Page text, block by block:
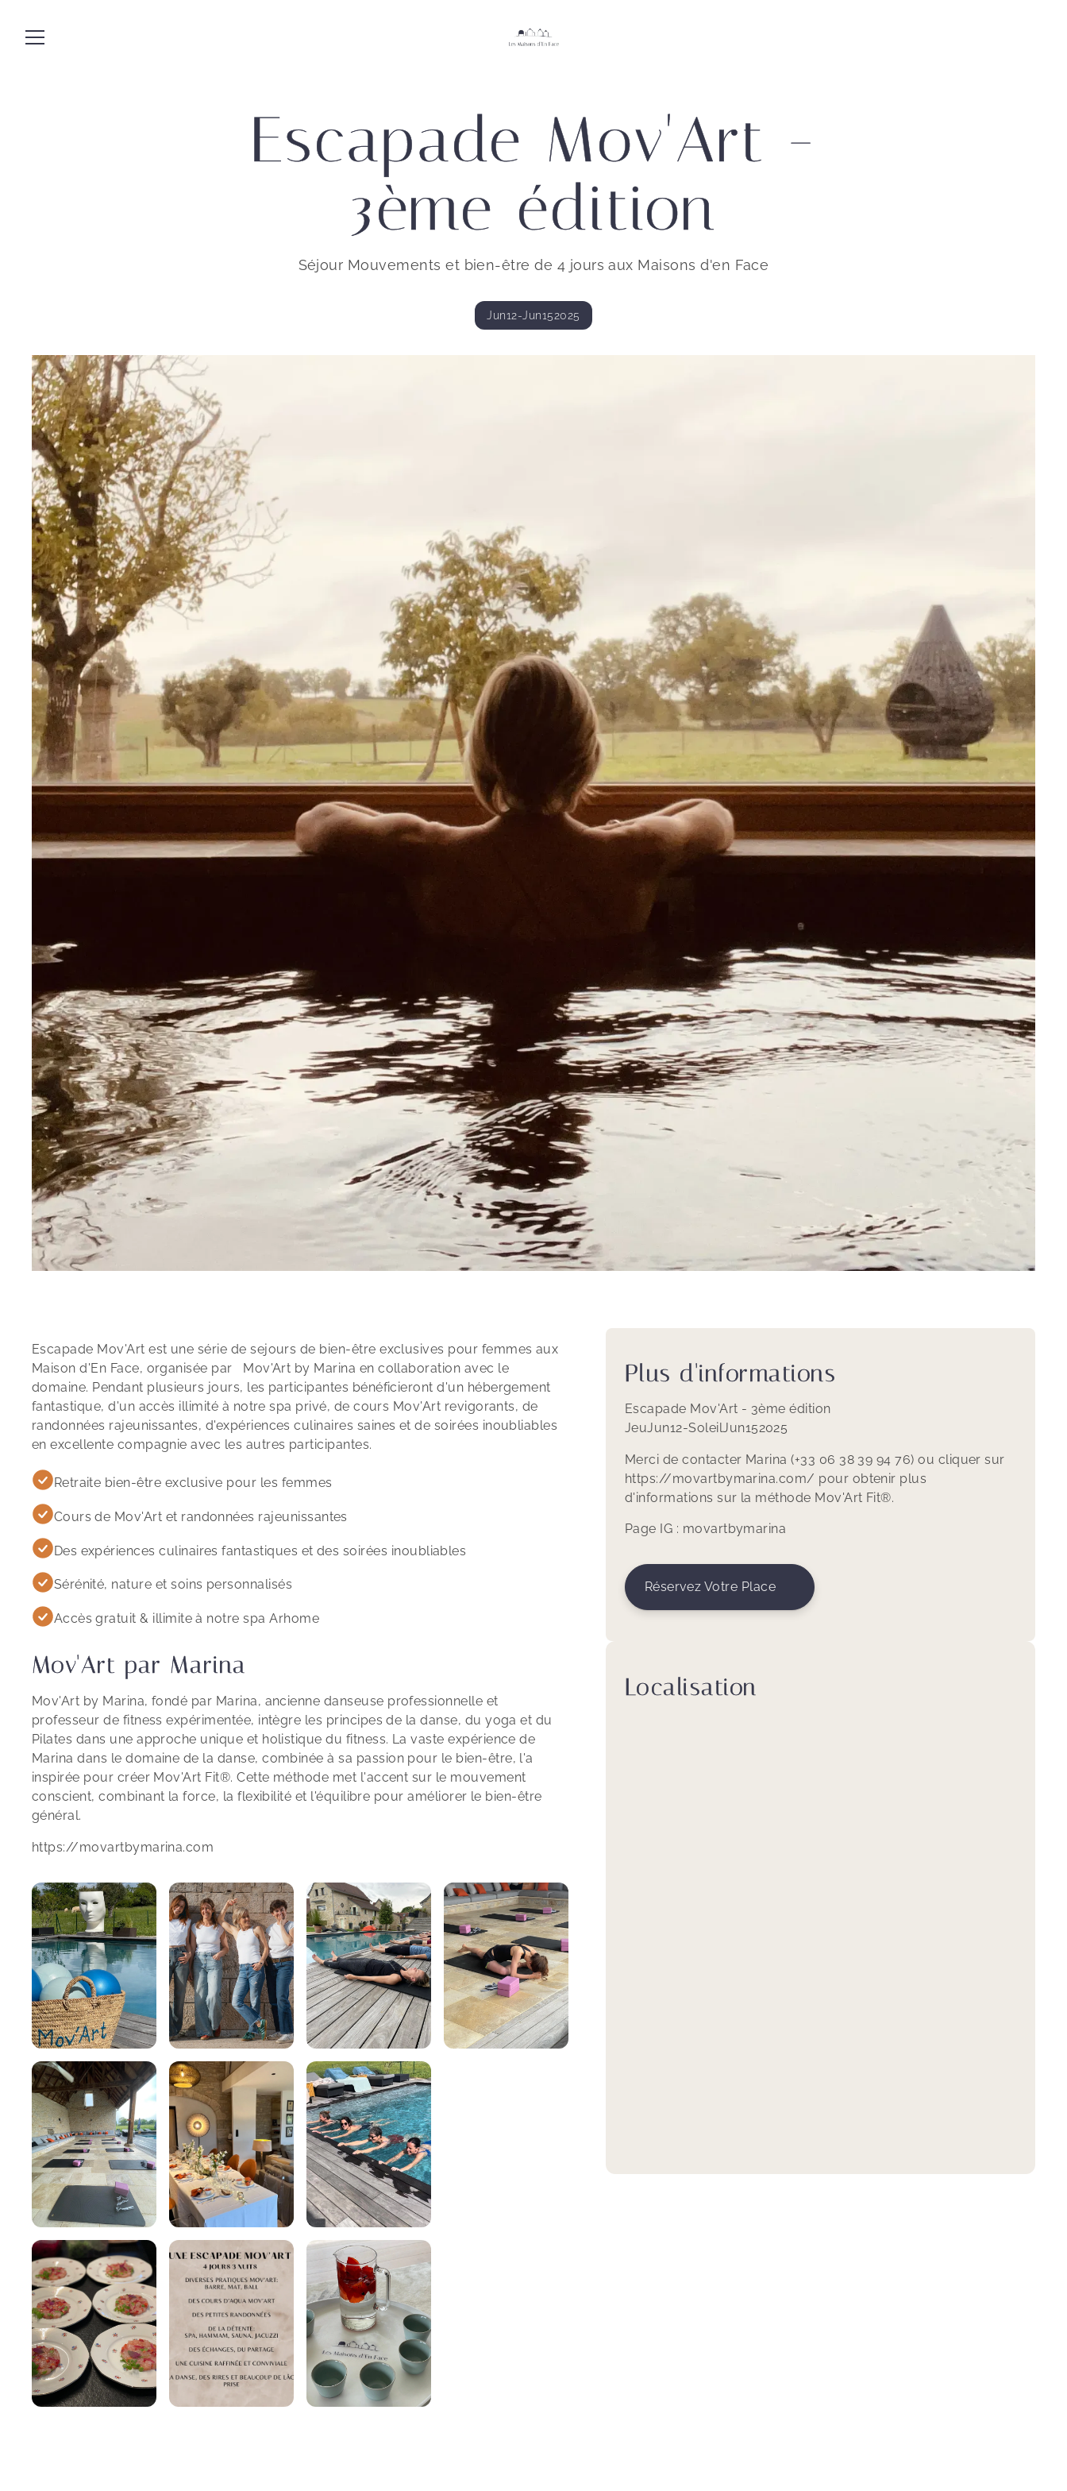
Escapade Mov'Art -
3ème édition
Séjour Mouvements et bien-être de 4 jours aux Maisons d'en Face
Jun12- Jun152025
Escapade Mov'Art est une série de sejours de bien-être exclusives pour femmes aux
Maison d'En Face, organisée par Mov'Art by Marina en collaboration avec le
domaine. Pendant plusieurs jours, les participantes bénéficieront d'un hébergement
fantastique, d'un accès illimité à notre spa privé, de cours Mov'Art revigorants, de
randonnées rajeunissantes, d'expériences culinaires saines et de soirées inoubliables
en excellente compagnie avec les autres participantes.
Retraite bien-être exclusive pour les femmes
Cours de Mov'Art et randonnées rajeunissantes
Des expériences culinaires fantastiques et des soirées inoubliables
Sérénité, nature et soins personnalisés
Accès gratuit & illimite à notre spa Arhome
Mov'Art par Marina
Mov'Art by Marina, fondé par Marina, ancienne danseuse professionnelle et
professeur de fitness expérimentée, intègre les principes de la danse, du yoga et du
Pilates dans une approche unique et holistique du fitness. La vaste expérience de
Marina dans le domaine de la danse, combinée à sa passion pour le bien-être, l'a
inspirée pour créer Mov'Art Fit®. Cette méthode met l'accent sur le mouvement
conscient, combinant la force, la flexibilité et l'équilibre pour améliorer le bien-être
général.
https://movartbymarina.com
Plus d'informations
Escapade Mov'Art - 3ème édition
JeuJun12-SoleilJun152025
Merci de contacter Marina (+33 06 38 39 94 76) ou cliquer sur
https://movartbymarina.com/ pour obtenir plus
d'informations sur la méthode Mov'Art Fit®.
Page IG : movartbymarina
Réservez Votre Place
Localisation